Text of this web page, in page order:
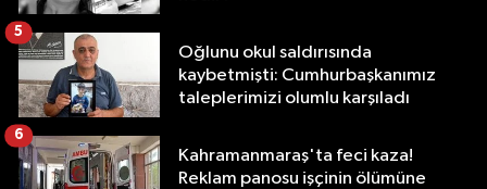
Oğlunu okul saldırısında
kaybetmişti: Cumhurbaşkanımız
taleplerimizi olumlu karşıladı
5
Kahramanmaraş'ta feci kaza!
Reklam panosu işçinin ölümüne
6